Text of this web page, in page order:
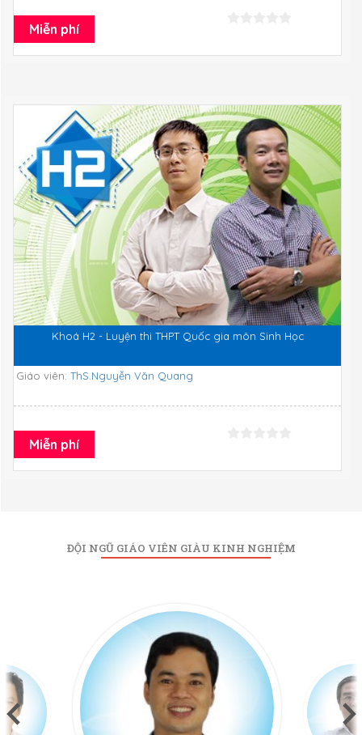
Miễn phí
Khoá H2 - Luyện thi THPT Quốc gia môn Sinh Học
Giáo viên: ThS.Nguyễn Văn Quang
Miễn phí
ĐỘI NGŨ GIÁO VIÊN GIÀU KINH NGHIỆM